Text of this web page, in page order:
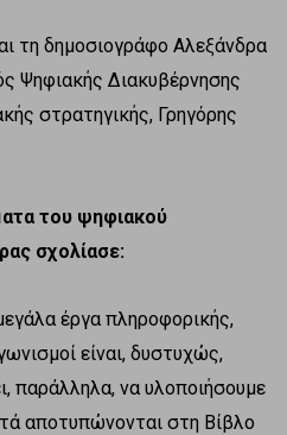
τη δημοσιογράφο Αλεξάνδρα
Ψηφιακής Διακυβέρνησης
στρατηγικής, Γρηγόρης
του ψηφιακού
σχολίασε:
έργα πληροφορικής,
είναι, δυστυχώς,
παράλληλα, να υλοποιήσουμε
αποτυπώνονται στη Βίβλο